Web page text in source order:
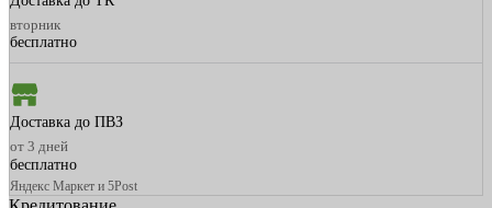
вторник
бесплатно
Доставка до ПВЗ
от 3 дней
бесплатно
Яндекс Маркет и 5Post